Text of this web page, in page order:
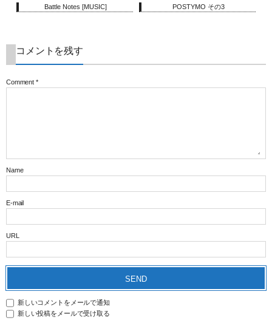
Battle Notes [MUSIC] POSTYMO その3
コメントを残す
Comment *
Name
E-mail
URL
新しいコメントをメールで通知
新しい投稿をメールで受け取る